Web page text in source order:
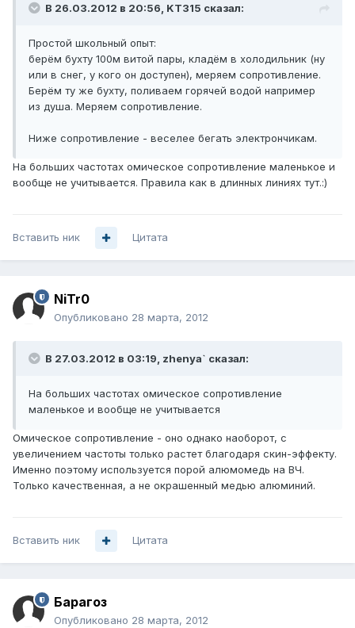
В 26.03.2012 в 20:56, KT315 сказал:
Простой школьный опыт:
берём бухту 100м витой пары, кладём в холодильник (ну
или в снег, у кого он доступен), меряем сопротивление.
Берём ту же бухту, поливаем горячей водой например
из душа. Меряем сопротивление.
Ниже сопротивление - веселее бегать электрончикам.
На больших частотах омическое сопротивление маленькое и
вообще не учитывается. Правила как в длинных линиях тут.:)
Вставить ник Цитата
NiTr0
Опубликовано 28 марта, 2012
В 27.03.2012 в 03:19, zhenya` сказал:
На больших частотах омическое сопротивление
маленькое и вообще не учитывается
Омическое сопротивление - оно однако наоборот, с
увеличением частоты только растет благодаря скин-эффекту.
Именно поэтому используется порой алюмомедь на ВЧ.
Только качественная, а не окрашенный медью алюминий.
Вставить ник Цитата
Барагоз
Опубликовано 28 марта, 2012